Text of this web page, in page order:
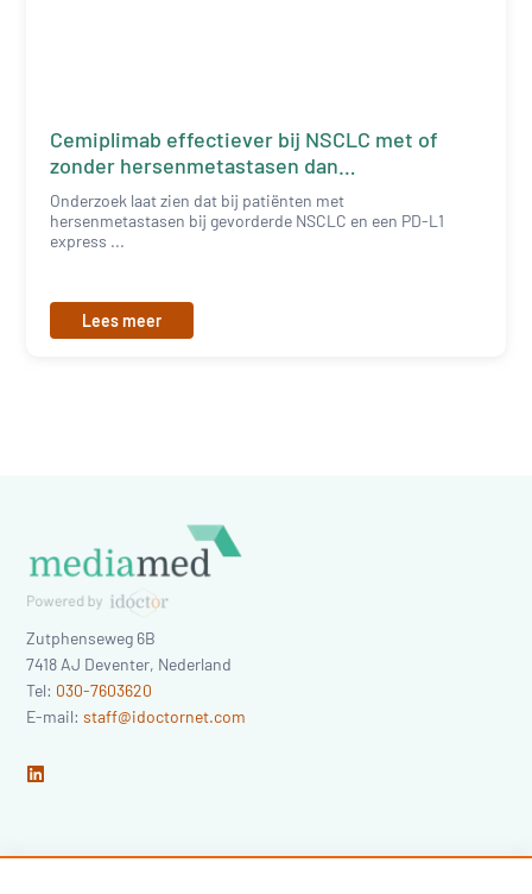
Cemiplimab effectiever bij NSCLC met of
zonder hersenmetastasen dan
chemotherapie
Onderzoek laat zien dat bij patiënten met
hersenmetastasen bij gevorderde NSCLC en een PD-L1
express ...
Lees meer
Zutphenseweg 6B
7418 AJ Deventer, Nederland
Tel: 030-7603620
E-mail:staff@idoctornet.com